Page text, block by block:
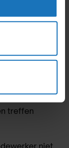
de zieke
de
treffen